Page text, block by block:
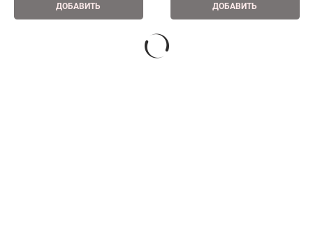
ДОБАВИТЬ ДОБАВИТЬ